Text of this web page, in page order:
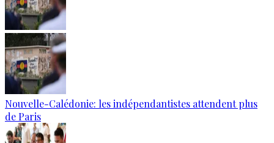
Nouvelle-Calédonie: les indépendantistes attendent plus
de Paris